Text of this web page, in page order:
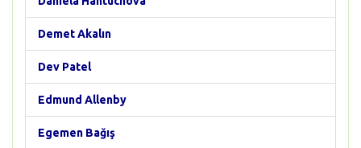
Demet Akalın
Dev Patel
Edmund Allenby
Egemen Bağış